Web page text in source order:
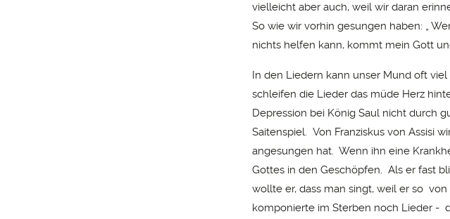
vielleicht aber auch, weil wir daran
So wie wir vorhin gesungen haben: „
nichts helfen kann, kommt mein Gott
In den Liedern kann unser Mund oft
schleifen die Lieder das müde Herz
Depression bei König Saul nicht durch
Saitenspiel. Von Franziskus von Assisi
angesungen hat. Wenn ihn eine
Gottes in den Geschöpfen. Als er fast
wollte er, dass man singt, weil er so
komponierte im Sterben noch Lieder -